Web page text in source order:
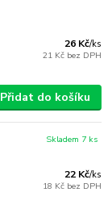
26 Kč/ks
21 Kč bez DPH
Přidat do košíku
22 Kč/ks
18 Kč bez DPH
Skladem 7 ks